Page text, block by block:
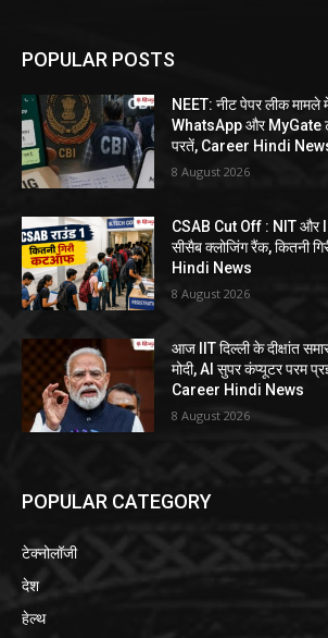
POPULAR POSTS
NEET: नीट पेपर लीक मामले
WhatsApp और MyGate
परतें, Career Hindi
8 August 2026
CSAB Cut Off : NIT और
सीसैब क्लोजिंग रैंक, कितनी
Hindi News
8 August 2026
आज IIT दिल्ली के दीक्षांत
मोदी, AI सुपर कंप्यूटर परम
Career Hindi News
8 August 2026
POPULAR CATEGORY
टेक्नोलॉजी
देश
हेल्थ